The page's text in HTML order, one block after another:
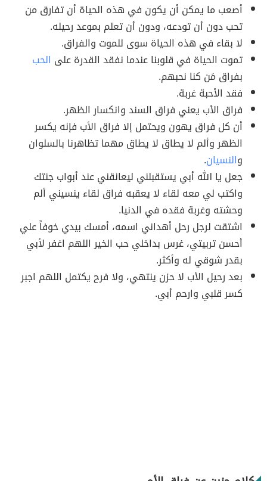
أصعب ما يمكن أن يكون في هذه الحياة أن تفارق من
تحب دون أن تودعه، ودون أن تعلم بموعد رحيله.
لا بقاء في هذه الحياة سوى للموت والفراق.
تموت الحياة في قلوبنا عندما نفقد القدرة على الحب
بفراق مَن كنا نحبهم.
فقد الأحبة غربة.
فراق الأب يعني فراق السند وانكسار الظهر.
أن كل فراق يهون ويحتمل إلا فراق الأب فإنه يكسر
الظهر وألم لا يطاق لا يطاق مهما تظاهرنا بالسلوان
والنسيان.
جعل يا الله أبي يستقبلني ليعانقني عند أبواب جنتك
واكتب لي معه لقاء لا يعقبه فراق لقاء ينسيني ألم
وحشته وغربة فقده في الدنيا.
اشتقت لرجل رحل أهداني اسمه، أمسك بيدي خوفاً علي
أحسن تربيتي، غرس بداخلي حب الخير اللهم اغفر لأبي
بقدر شوقي له وأكثر.
بعد رحيل الأب لا حزن ينتهي، ولا فرح يكتمل اللهم اجبر
كسر قلبي وارحم أبي.